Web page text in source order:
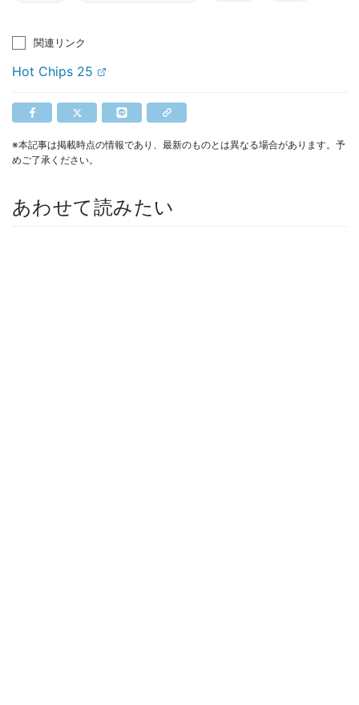
関連リンク
Hot Chips 25
※本記事は掲載時点の情報であり、最新のものとは異なる場合があります。予
めご了承ください。
あわせて読みたい